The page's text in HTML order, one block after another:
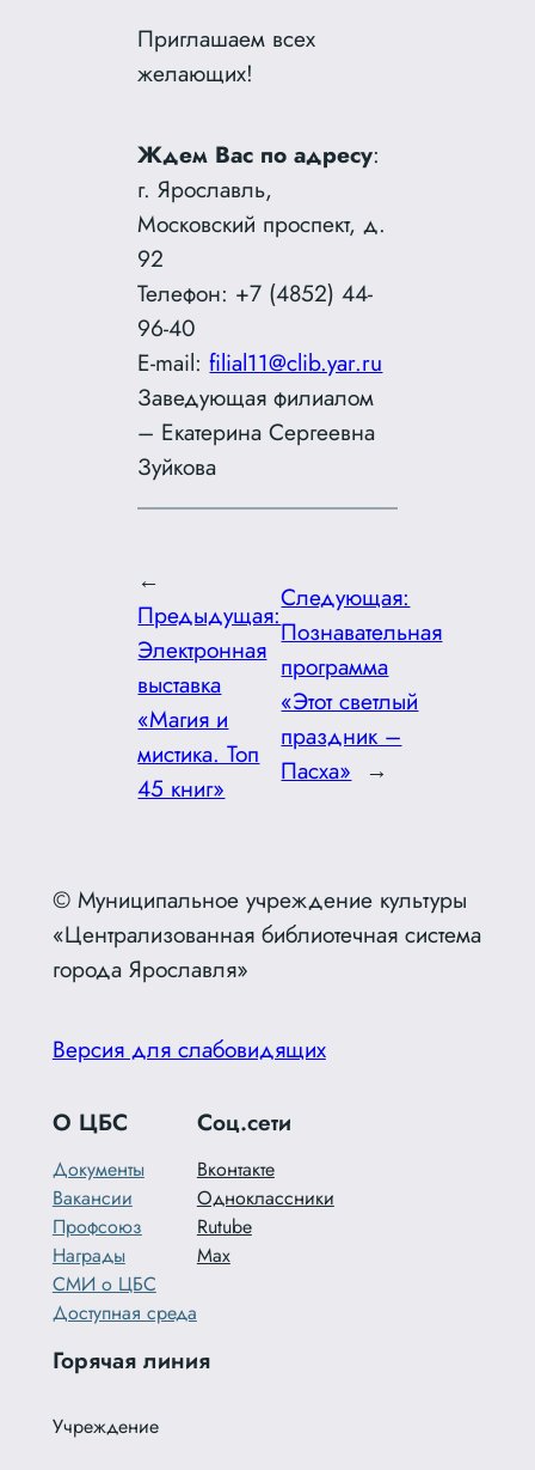
Приглашаем всех
желающих!
Ждем Вас по адресу:
г. Ярославль,
Московский проспект, д.
92
Телефон: +7 (4852) 44-
96-40
E-mail:filial11@clib.yar.ru
Заведующая филиалом
– Екатерина Сергеевна
Зуйкова
←
Предыдущая:
Электронная
выставка
«Магия и
мистика. Топ
45 книг»
Следующая:
Познавательная
программа
«Этот светлый
праздник –
Пасха» →
© Муниципальное учреждение культуры
«Централизованная библиотечная система
города Ярославля»
Версия для слабовидящих
О ЦБС
Документы
Вакансии
Профсоюз
Награды
СМИ о ЦБС
Доступная среда
Соц.сети
Вконтакте
Одноклассники
Rutube
Max
Горячая линия
Учреждение